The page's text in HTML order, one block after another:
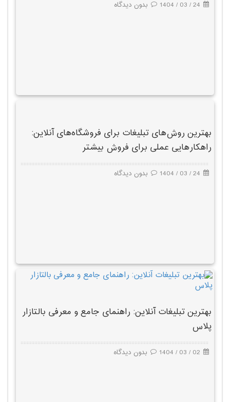
24 / 03 / 1404 بدون دیدگاه
بهترین روش‌های تبلیغات برای فروشگاه‌های آنلاین:
راهکارهایی عملی برای فروش بیشتر
24 / 03 / 1404 بدون دیدگاه
بهترین تبلیغات آنلاین: راهنمای جامع و معرفی بالتازار
پلاس
02 / 03 / 1404 بدون دیدگاه